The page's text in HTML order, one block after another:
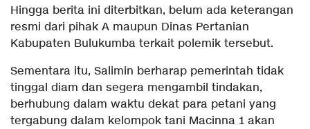
Hingga berita ini diterbitkan, belum ada keterangan
resmi dari pihak A maupun Dinas Pertanian
Kabupaten Bulukumba terkait polemik tersebut.
Sementara itu, Salimin berharap pemerintah tidak
tinggal diam dan segera mengambil tindakan,
berhubung dalam waktu dekat para petani yang
tergabung dalam kelompok tani Macinna 1 akan